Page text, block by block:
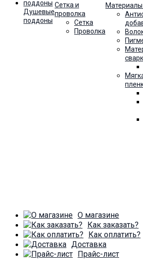
Душевые
поддоны
Сетка и
проволка
Сетка
Проволка
Материалы
О магазине
Как заказать?
Как оплатить?
Доставка
Прайс-лист